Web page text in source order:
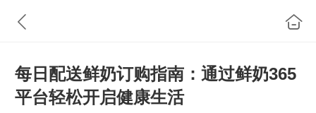
每日配送鲜奶订购指南：通过鲜奶365
平台轻松开启健康生活